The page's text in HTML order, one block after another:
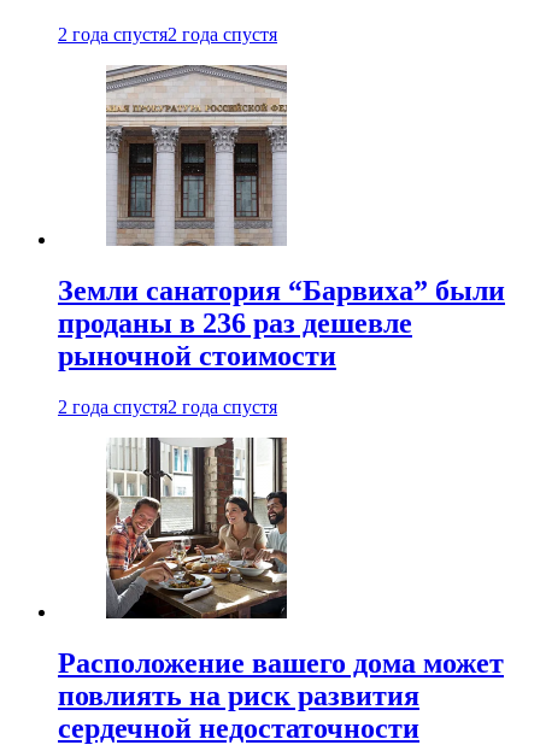
2 года спустя2 года спустя
Земли санатория “Барвиха” были
проданы в 236 раз дешевле
рыночной стоимости
2 года спустя2 года спустя
Расположение вашего дома может
повлиять на риск развития
сердечной недостаточности